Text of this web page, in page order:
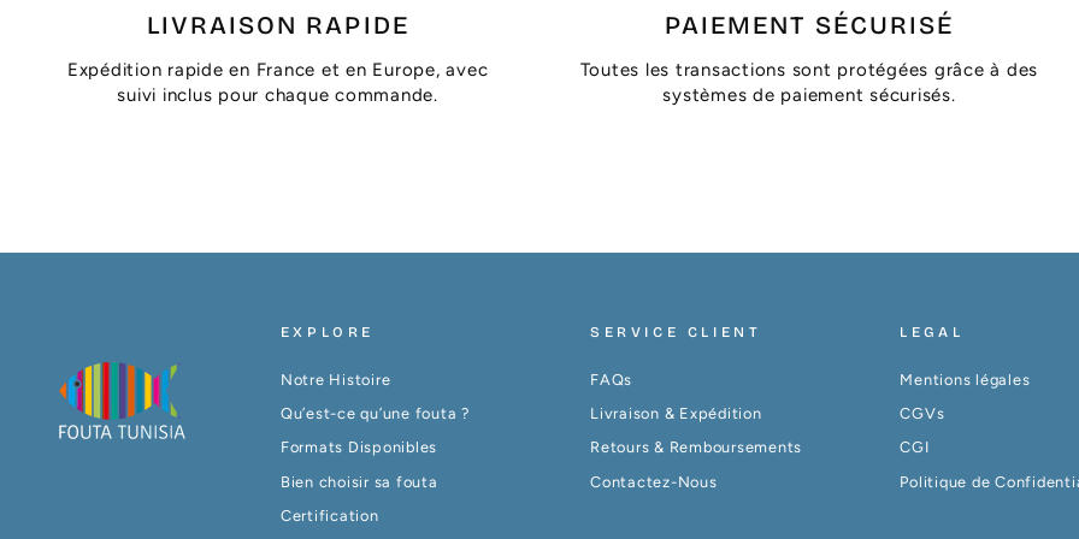
LIVRAISON RAPIDE
Expédition rapide en France et en Europe, avec
suivi inclus pour chaque commande.
PAIEMENT SÉCURISÉ
Toutes les transactions sont protégées grâce à des
systèmes de paiement sécurisés.
EXPLORE
Notre Histoire
Qu’est-ce qu’une fouta ?
Formats Disponibles
Bien choisir sa fouta
Certification
SERVICE CLIENT
FAQs
Livraison & Expédition
Retours & Remboursements
Contactez-Nous
LEGAL
Mentions légales
CGVs
CGI
Politique de